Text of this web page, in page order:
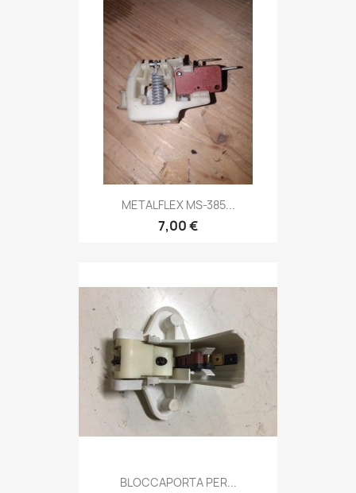
METALFLEX MS-385...
7,00 €
BLOCCAPORTA PER...